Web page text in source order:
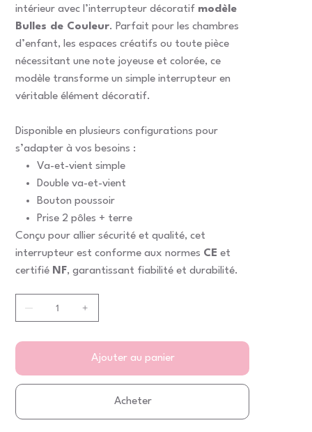
intérieur avec l’interrupteur décoratif modèle
Bulles de Couleur. Parfait pour les chambres
d’enfant, les espaces créatifs ou toute pièce
nécessitant une note joyeuse et colorée, ce
modèle transforme un simple interrupteur en
véritable élément décoratif.
Disponible en plusieurs configurations pour
s’adapter à vos besoins :
Va-et-vient simple
Double va-et-vient
Bouton poussoir
Prise 2 pôles + terre
Conçu pour allier sécurité et qualité, cet
interrupteur est conforme aux normes CE et
certifié NF, garantissant fiabilité et durabilité.
Ajouter au panier
Acheter